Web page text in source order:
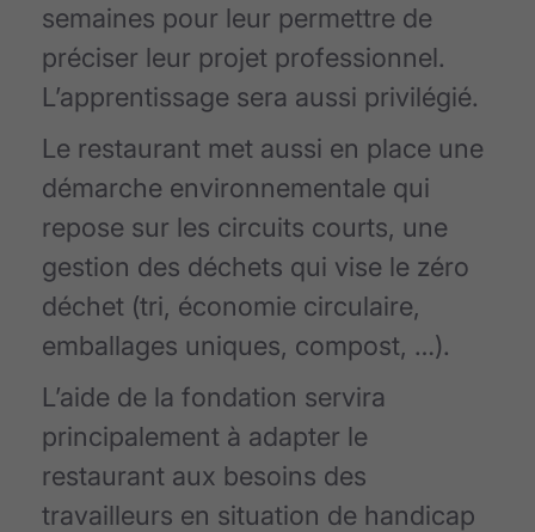
semaines pour leur permettre de
préciser leur projet professionnel.
L’apprentissage sera aussi privilégié.
Le restaurant met aussi en place une
démarche environnementale qui
repose sur les circuits courts, une
gestion des déchets qui vise le zéro
déchet (tri, économie circulaire,
emballages uniques, compost, …).
L’aide de la fondation servira
principalement à adapter le
restaurant aux besoins des
travailleurs en situation de handicap